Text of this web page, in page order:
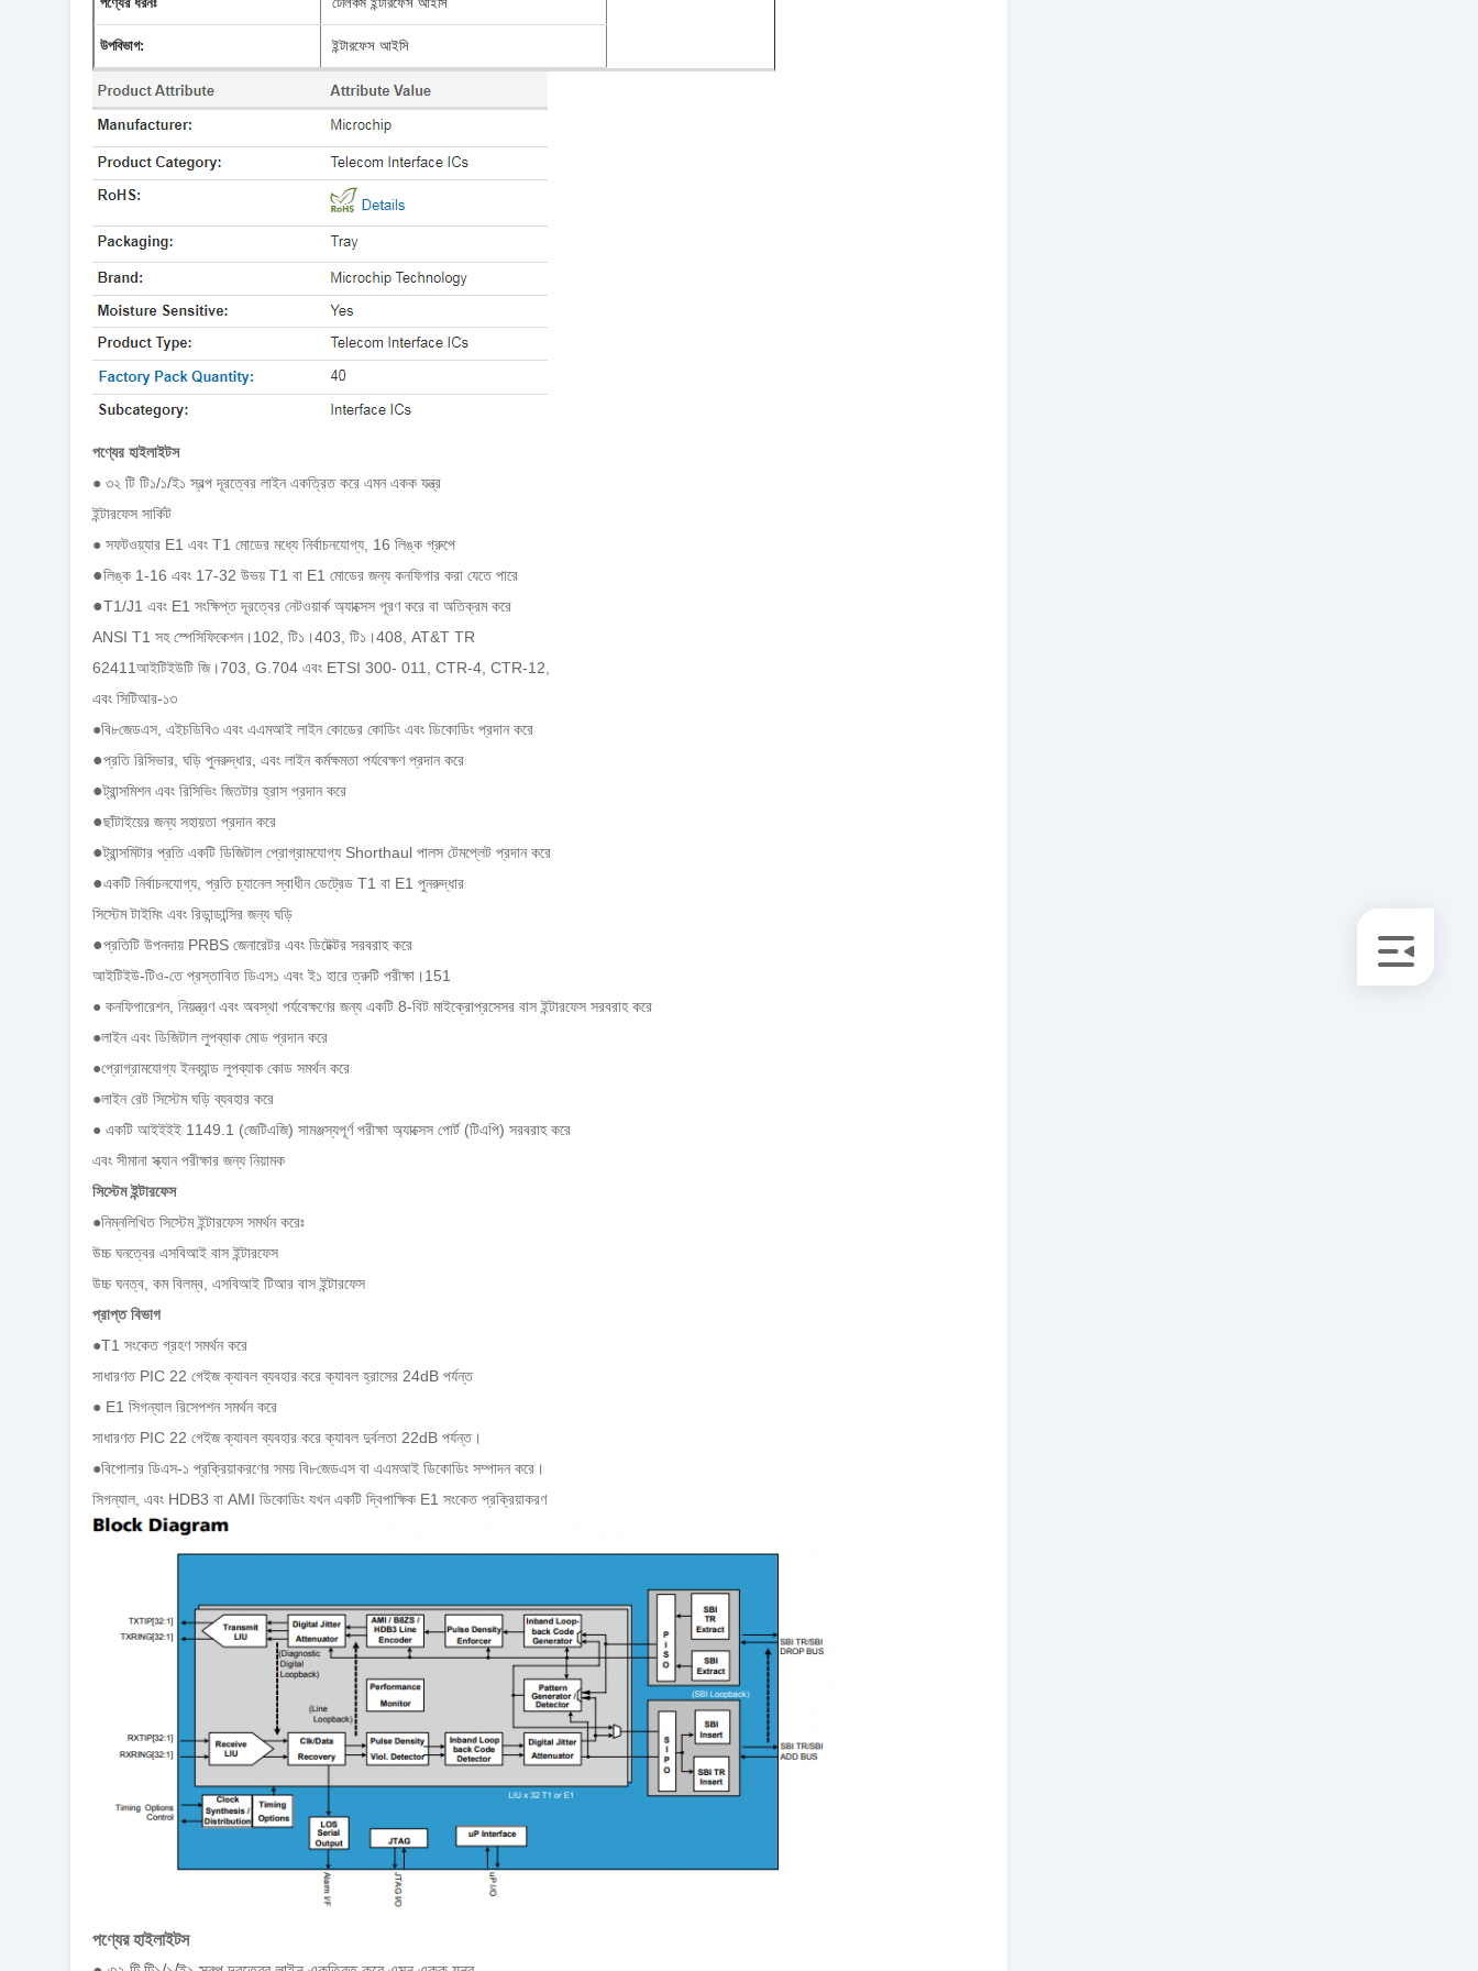
উপবিভাগ: ইন্টারফেস আইসি
পণ্যের হাইলাইটস
● ৩২ টি টি১/১/ই১ স্বল্প দূরত্বের লাইন একত্রিত করে এমন একক যন্ত্র
ইন্টারফেস সার্কিট
● সফটওয়্যার E1 এবং T1 মোডের মধ্যে নির্বাচনযোগ্য, 16 লিঙ্ক গ্রুপে
●লিঙ্ক 1-16 এবং 17-32 উভয় T1 বা E1 মোডের জন্য কনফিগার করা যেতে পারে
●T1/J1 এবং E1 সংক্ষিপ্ত দূরত্বের নেটওয়ার্ক অ্যাক্সেস পূরণ করে বা অতিক্রম করে
ANSI T1 সহ স্পেসিফিকেশন।102, টি১।403, টি১।408, AT&T TR
62411আইটিইউটি জি।703, G.704 এবং ETSI 300- 011, CTR-4, CTR-12,
এবং সিটিআর-১৩
●বি৮জেডএস, এইচডিবি৩ এবং এএমআই লাইন কোডের কোডিং এবং ডিকোডিং প্রদান করে
●প্রতি রিসিভার, ঘড়ি পুনরুদ্ধার, এবং লাইন কর্মক্ষমতা পর্যবেক্ষণ প্রদান করে
●ট্রান্সমিশন এবং রিসিভিং জিতটার হ্রাস প্রদান করে
●ছাঁটাইয়ের জন্য সহায়তা প্রদান করে
●ট্রান্সমিটার প্রতি একটি ডিজিটাল প্রোগ্রামযোগ্য Shorthaul পালস টেমপ্লেট প্রদান করে
●একটি নির্বাচনযোগ্য, প্রতি চ্যানেল স্বাধীন ডেট্রেড T1 বা E1 পুনরুদ্ধার
সিস্টেম টাইমিং এবং রিডান্ডান্সির জন্য ঘড়ি
●প্রতিটি উপনদায় PRBS জেনারেটর এবং ডিটেক্টর সরবরাহ করে
আইটিইউ-টিও-তে প্রস্তাবিত ডিএস১ এবং ই১ হারে ত্রুটি পরীক্ষা।151
● কনফিগারেশন, নিয়ন্ত্রণ এবং অবস্থা পর্যবেক্ষণের জন্য একটি 8-বিট মাইক্রোপ্রসেসর বাস ইন্টারফেস সরবরাহ করে
●লাইন এবং ডিজিটাল লুপব্যাক মোড প্রদান করে
●প্রোগ্রামযোগ্য ইনব্যান্ড লুপব্যাক কোড সমর্থন করে
●লাইন রেট সিস্টেম ঘড়ি ব্যবহার করে
● একটি আইইইই 1149.1 (জেটিএজি) সামঞ্জস্যপূর্ণ পরীক্ষা অ্যাক্সেস পোর্ট (টিএপি) সরবরাহ করে
এবং সীমানা স্ক্যান পরীক্ষার জন্য নিয়ামক
সিস্টেম ইন্টারফেস
●নিম্নলিখিত সিস্টেম ইন্টারফেস সমর্থন করেঃ
উচ্চ ঘনত্বের এসবিআই বাস ইন্টারফেস
উচ্চ ঘনত্ব, কম বিলম্ব, এসবিআই টিআর বাস ইন্টারফেস
প্রাপ্ত বিভাগ
●T1 সংকেত গ্রহণ সমর্থন করে
সাধারণত PIC 22 গেইজ ক্যাবল ব্যবহার করে ক্যাবল হ্রাসের 24dB পর্যন্ত
● E1 সিগন্যাল রিসেপশন সমর্থন করে
সাধারণত PIC 22 গেইজ ক্যাবল ব্যবহার করে ক্যাবল দুর্বলতা 22dB পর্যন্ত।
●বিপোলার ডিএস-১ প্রক্রিয়াকরণের সময় বি৮জেডএস বা এএমআই ডিকোডিং সম্পাদন করে।
সিগন্যাল, এবং HDB3 বা AMI ডিকোডিং যখন একটি দ্বিপাক্ষিক E1 সংকেত প্রক্রিয়াকরণ
পণ্যের হাইলাইটস